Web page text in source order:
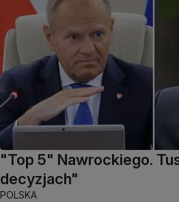
"Top 5" Nawrockiego.
decyzjach"
POLSKA